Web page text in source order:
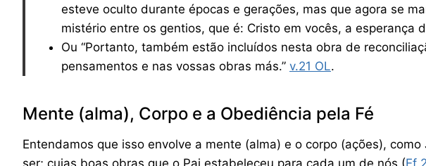
esteve oculto durante épocas e gerações, mas que agora se
mistério entre os gentios, que é: Cristo em vocês, a esperança
Ou “Portanto, também estão incluídos nesta obra de
pensamentos e nas vossas obras más.” v.21‬ ‭OL‬‬.
Mente (alma), Corpo e a Obediência pela Fé
Entendamos que isso envolve a mente (alma) e o corpo (ações), como